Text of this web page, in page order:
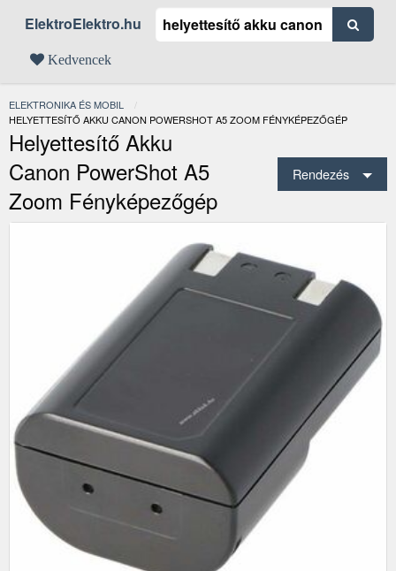
ElektroElektro.hu
Kedvencek
ELEKTRONIKA ÉS MOBIL
JELENLEGI:
HELYETTESÍTŐ AKKU CANON POWERSHOT A5 ZOOM FÉNYKÉPEZŐGÉP
Helyettesítő Akku
Canon PowerShot A5
Zoom Fényképezőgép
Rendezés